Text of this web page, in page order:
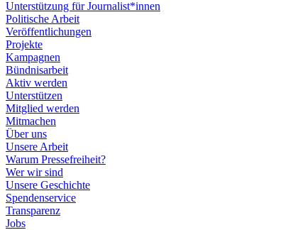
Unterstützung für Journalist*innen
Politische Arbeit
Veröffentlichungen
Projekte
Kampagnen
Bündnisarbeit
Aktiv werden
Unterstützen
Mitglied werden
Mitmachen
Über uns
Unsere Arbeit
Warum Pressefreiheit?
Wer wir sind
Unsere Geschichte
Spendenservice
Transparenz
Jobs